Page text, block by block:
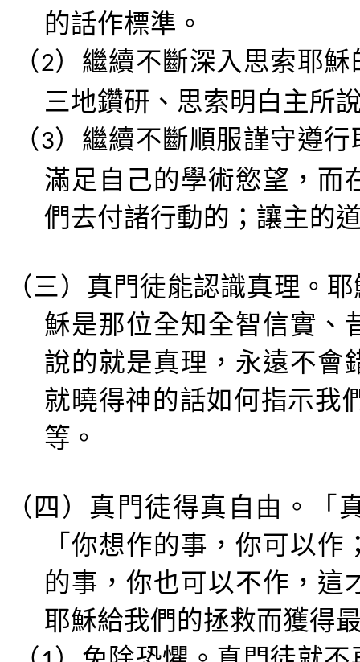
的話作標準。
（2） 繼續不斷深入思索耶穌
三地鑽研、思索明白主所
（3） 繼續不斷順服謹守遵行
滿足自己的學術慾望，而
們去付諸行動的；讓主的
（三） 真門徒能認識真理 。
穌是那位全知全智信實、
說的就是真理，永遠不會
就曉得神的話如何指示我
等 。
（四） 真門徒得真自由 。「
「你想作的事，你可以
的事，你也可以不作，這
耶穌給我們的拯救而獲得